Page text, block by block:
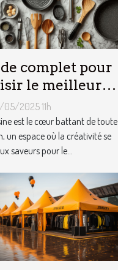
complet pour
le meilleur
de
05/2025 11h
est le cœur battant de toute
un espace où la créativité se
saveurs pour le...